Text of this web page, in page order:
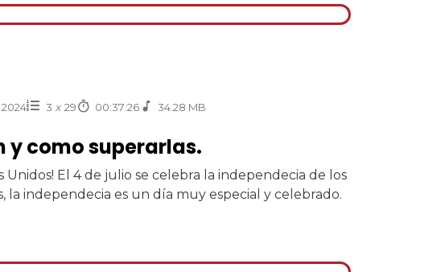
3 x 29 00:37:26 34.28 MB
y como superarlas.
Unidos! El 4 de julio se celebra la independecia de los
la independecia es un día muy especial y celebrado.